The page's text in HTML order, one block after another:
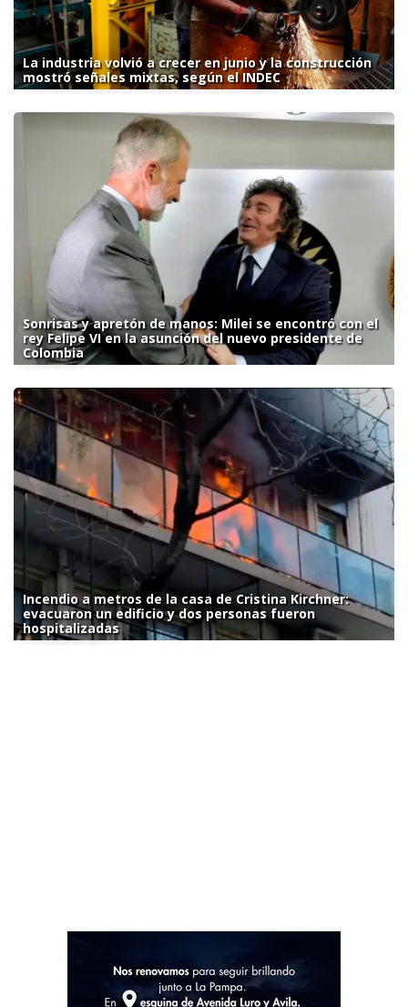
La industria volvió a crecer en junio y la construcción
mostró señales mixtas, según el INDEC
Sonrisas y apretón de manos: Milei se encontró con el
rey Felipe VI en la asunción del nuevo presidente de
Colombia
Incendio a metros de la casa de Cristina Kirchner:
evacuaron un edificio y dos personas fueron
hospitalizadas